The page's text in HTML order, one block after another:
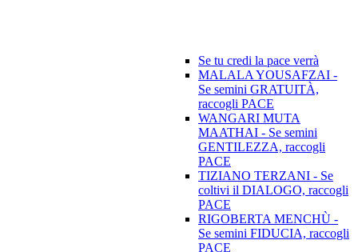
Se tu credi la pace verrà
MALALA YOUSAFZAI -
Se semini GRATUITÀ,
raccogli PACE
WANGARI MUTA
MAATHAI - Se semini
GENTILEZZA, raccogli
PACE
TIZIANO TERZANI - Se
coltivi il DIALOGO, raccogli
PACE
RIGOBERTA MENCHÙ -
Se semini FIDUCIA, raccogli
PACE